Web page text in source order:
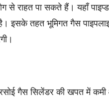
से राहत पा सकते हैं। यहाँ
इसके तहत भूमिगत गैस
रसोई गैस सिलेंडर की खपत में